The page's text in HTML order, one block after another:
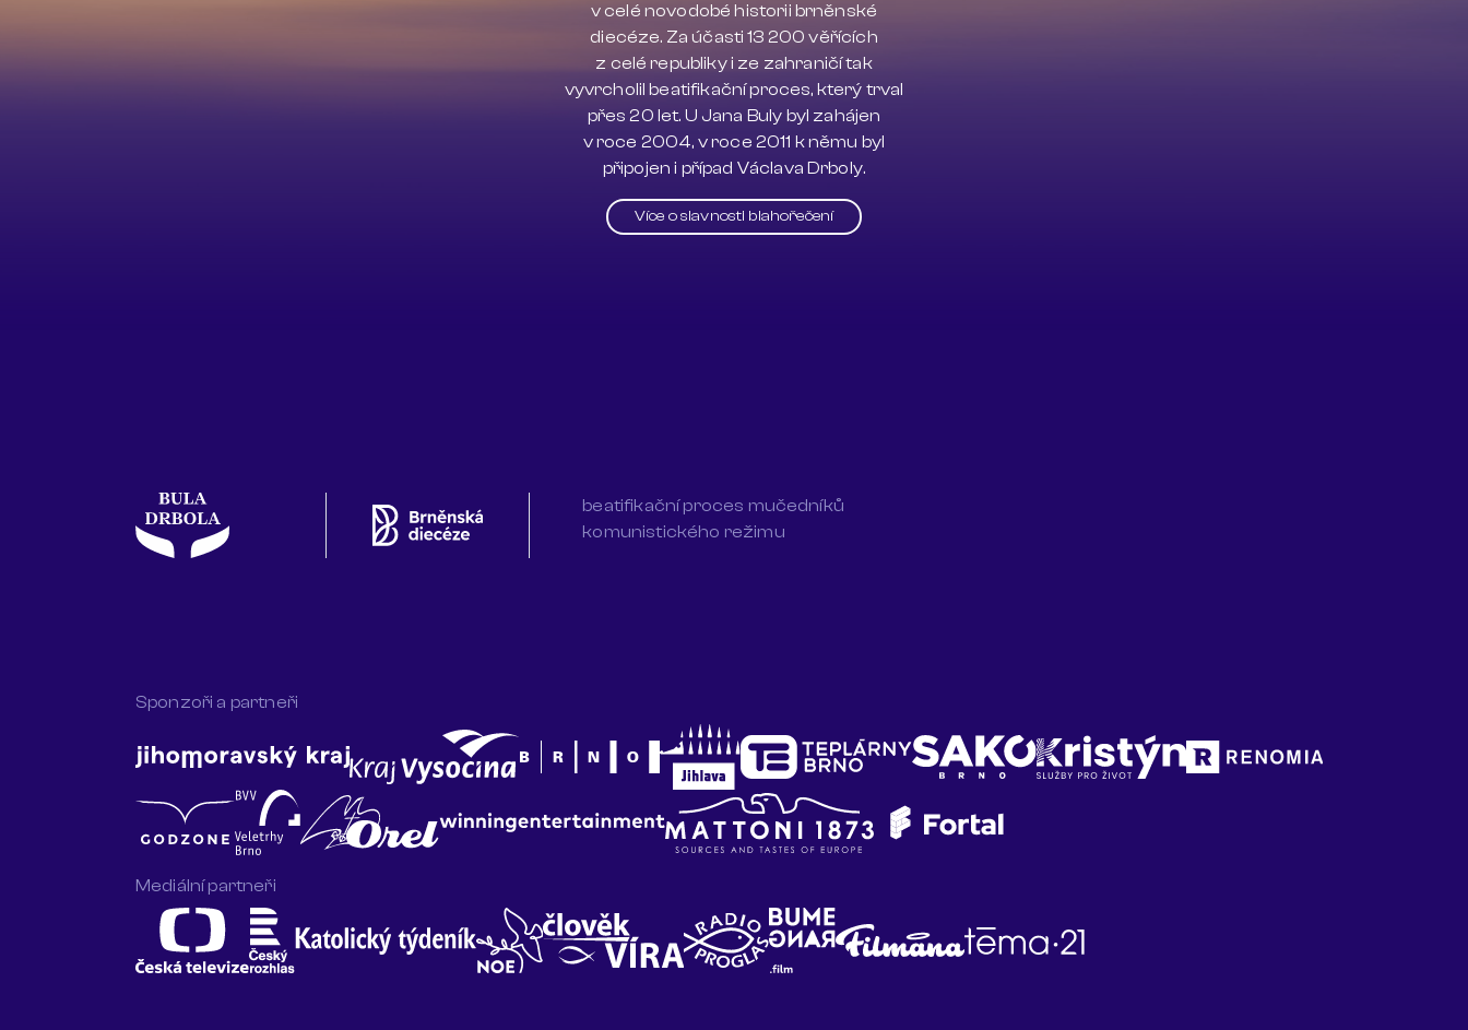
v celé novodobé historii brněnské
diecéze. Za účasti 13 200 věřících
z celé republiky i ze zahraničí tak
vyvrcholil beatifikační proces, který trval
přes 20 let. U Jana Buly byl zahájen
v roce 2004, v roce 2011 k němu byl
připojen i případ Václava Drboly.
Více o slavnosti blahořečení
beatifikační proces mučedníků
komunistického režimu
Sponzoři a partneři
Mediální partneři